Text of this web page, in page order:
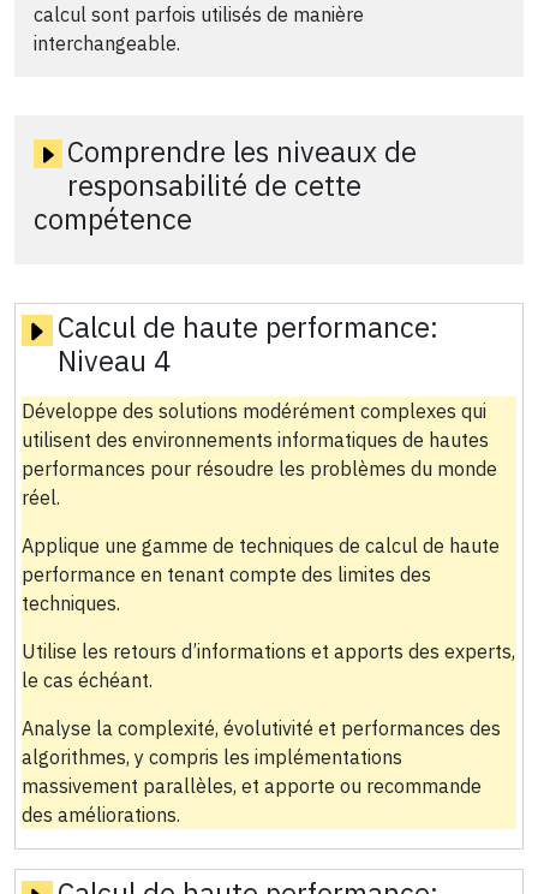
calcul sont parfois utilisés de manière
interchangeable.
Comprendre les niveaux de
responsabilité de cette
compétence
Calcul de haute performance:
Niveau 4
Développe des solutions modérément complexes qui
utilisent des environnements informatiques de hautes
performances pour résoudre les problèmes du monde
réel.
Applique une gamme de techniques de calcul de haute
performance en tenant compte des limites des
techniques.
Utilise les retours d’informations et apports des experts,
le cas échéant.
Analyse la complexité, évolutivité et performances des
algorithmes, y compris les implémentations
massivement parallèles, et apporte ou recommande
des améliorations.